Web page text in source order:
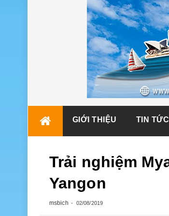
GIỚI THIỆU TIN TỨC
Trải nghiệm
Yangon
msbich 02/08/2019